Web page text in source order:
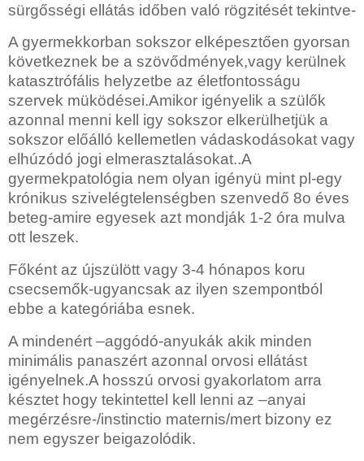
sürgősségi ellátás időben való rögzitését tekintve-
A gyermekkorban sokszor elképesztően gyorsan
következnek be a szövődmények,vagy kerülnek
katasztrófális helyzetbe az életfontosságu
szervek müködései.Amikor igényelik a szülők
azonnal menni kell igy sokszor elkerülhetjük a
sokszor előálló kellemetlen vádaskodásokat vagy
elhúzódó jogi elmerasztalásokat..A
gyermekpatológia nem olyan igényü mint pl-egy
krónikus szivelégtelenségben szenvedő 8o éves
beteg-amire egyesek azt mondják 1-2 óra mulva
ott leszek.
Főként az újszülött vagy 3-4 hónapos koru
csecsemők-ugyancsak az ilyen szempontból
ebbe a kategóriába esnek.
A mindenért –aggódó-anyukák akik minden
minimális panaszért azonnal orvosi ellátást
igényelnek.A hosszú orvosi gyakorlatom arra
késztet hogy tekintettel kell lenni az –anyai
megérzésre-/instinctio maternis/mert bizony ez
nem egyszer beigazolódik.